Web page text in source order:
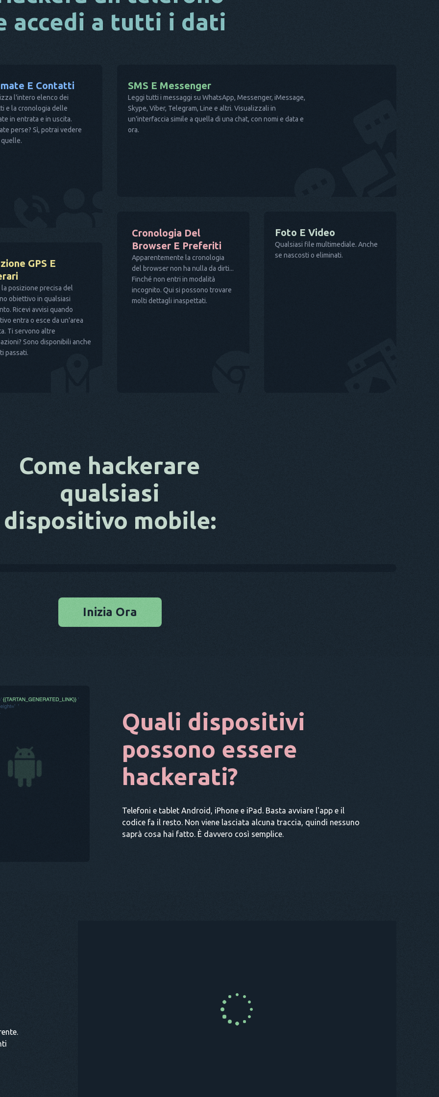
accedi a tutti i dati
E Contatti
l'intero elenco dei
e la cronologia delle
in entrata e in uscita.
perse? Sì, potrai vedere
GPS E
la posizione precisa del
obiettivo in qualsiasi
Ricevi avvisi quando
entra o esce da un'area
Ti servono altre
Sono disponibili anche
passati.
SMS E Messenger
Leggi tutti i messaggi su WhatsApp, Messenger, iMessage,
Skype, Viber, Telegram, Line e altri. Visualizzali in
un'interfaccia simile a quella di una chat, con nomi e data e
ora.
Cronologia Del
Browser E Preferiti
Apparentemente la cronologia
del browser non ha nulla da dirti...
Finché non entri in modalità
incognito. Qui si possono trovare
molti dettagli inaspettati.
Foto E Video
Qualsiasi file multimediale. Anche
se nascosti o eliminati.
Come hackerare
qualsiasi
dispositivo mobile:
Inizia Ora
Quali dispositivi
possono essere
hackerati?
Telefoni e tablet Android, iPhone e iPad. Basta avviare l'app e il
codice fa il resto. Non viene lasciata alcuna traccia, quindi nessuno
saprà cosa hai fatto. È davvero così semplice.
ACQUISTA ORA